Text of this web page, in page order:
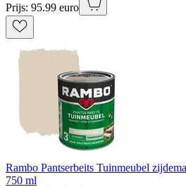
Prijs: 95.99 euro
Rambo Pantserbeits Tuinmeubel
750 ml